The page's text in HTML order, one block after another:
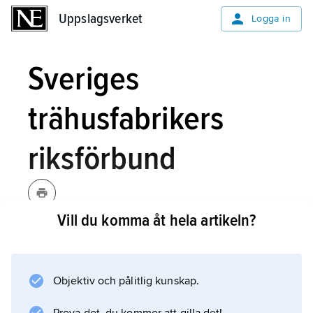
Uppslagsverket Logga in
Sveriges
trähusfabrikers
riksförbund
Sveriges trähusfabrikers
branschorganisation, bildad 1943, för
företag som tillverkar och/eller säljer
Vill du komma åt hela artikeln?
Objektiv och pålitlig kunskap.